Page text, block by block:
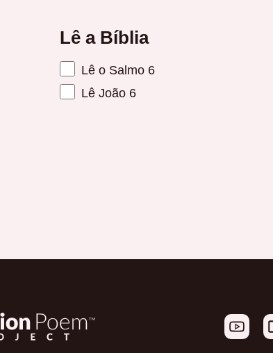
Lê a Bíblia
Lê o Salmo 6
Lê João 6